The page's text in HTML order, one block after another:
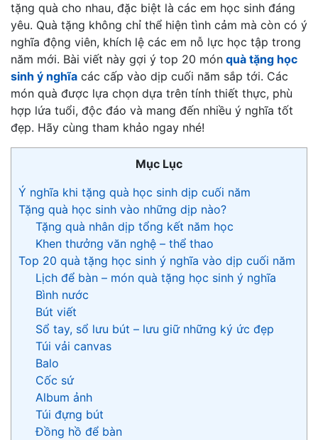
tặng quà cho nhau, đặc biệt là các em học sinh đáng
yêu. Quà tặng không chỉ thể hiện tình cảm mà còn có ý
nghĩa động viên, khích lệ các em nỗ lực học tập trong
năm mới. Bài viết này gợi ý top 20 món quà tặng học
sinh ý nghĩa các cấp vào dịp cuối năm sắp tới. Các
món quà được lựa chọn dựa trên tính thiết thực, phù
hợp lứa tuổi, độc đáo và mang đến nhiều ý nghĩa tốt
đẹp. Hãy cùng tham khảo ngay nhé!
Mục Lục
Ý nghĩa khi tặng quà học sinh dịp cuối năm
Tặng quà học sinh vào những dịp nào?
Tặng quà nhân dịp tổng kết năm học
Khen thưởng văn nghệ – thể thao
Top 20 quà tặng học sinh ý nghĩa vào dịp cuối năm
Lịch để bàn – món quà tặng học sinh ý nghĩa
Bình nước
Bút viết
Sổ tay, sổ lưu bút – lưu giữ những ký ức đẹp
Túi vải canvas
Balo
Cốc sứ
Album ảnh
Túi đựng bút
Đồng hồ để bàn